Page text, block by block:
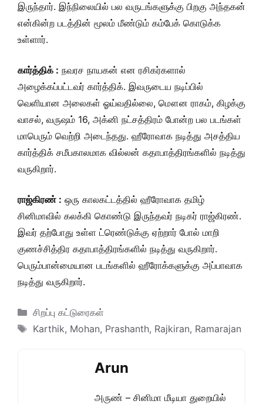
இருந்தார். இந்நிலையில் பல வருடங்களுக்கு பிறகு அந்தகன்
என்கின்ற படத்தின் மூலம் மீண்டும் கம்பேக் கொடுக்க
உள்ளார்.
கார்த்திக் : நவரச நாயகன் என ரசிகர்களால்
அழைக்கப்பட்டவர் கார்த்திக். இவருடைய நடிப்பில்
வெளியான அலைகள் ஓய்வதில்லை, மௌன ராகம், கிழக்கு
வாசல், வருஷம் 16, அக்னி நட்சத்திரம் போன்ற பல படங்கள்
மாபெரும் வெற்றி அடைந்தது. ஹீரோவாக நடித்து அசத்திய
கார்த்திக் சமீபகாலமாக வில்லன் கதாபாத்திரங்களில் நடித்து
வருகிறார்.
ராஜ்கிரண் : ஒரு காலகட்டத்தில் ஹீரோவாக தமிழ்
சினிமாவில் கலக்கி கொண்டு இருந்தவர் நடிகர் ராஜ்கிரண்.
இவர் தற்போது உள்ள ட்ரெண்டுக்கு ஏற்றார் போல் மாறி
குணச்சித்திர கதாபாத்திரங்களில் நடித்து வருகிறார்.
பெரும்பான்மையான படங்களில் ஹீரோக்களுக்கு அப்பாவாக
நடித்து வருகிறார்.
Categories
சிறப்பு கட்டுரைகள்
Tags
Karthik, Mohan, Prashanth, Rajkiran, Ramarajan
Arun
அருண் – சினிமா மீடியா துறையில்